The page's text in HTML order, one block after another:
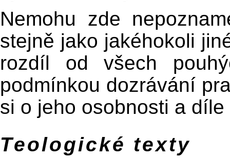
Nemohu zde
stejně jako jakéhokoli
rozdíl od všech
podmínkou dozrávání
si o jeho osobnosti a
Teologické texty